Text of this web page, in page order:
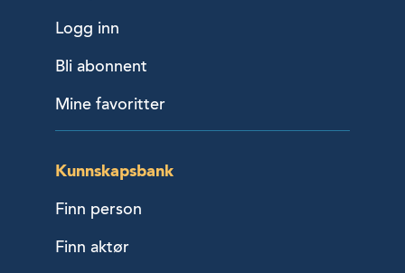
Logg inn
Bli abonnent
Mine favoritter
Kunnskapsbank
Finn person
Finn aktør